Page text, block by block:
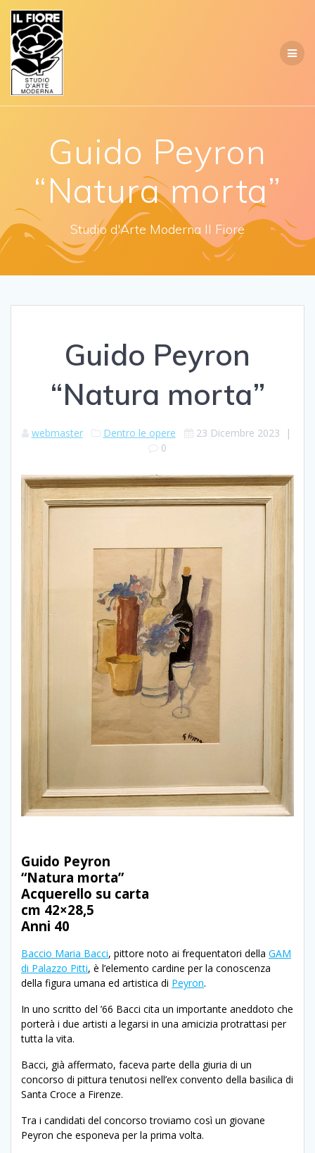
Guido Peyron
“Natura morta”
Studio d'Arte Moderna Il Fiore
Guido Peyron
“Natura morta”
webmaster Dentro le opere 23 Dicembre 2023 |
0
Guido Peyron
“Natura morta”
Acquerello su carta
cm 42×28,5
Anni 40
Baccio Maria Bacci, pittore noto ai frequentatori della GAM
di Palazzo Pitti, è l’elemento cardine per la conoscenza
della figura umana ed artistica di Peyron.
In uno scritto del ’66 Bacci cita un importante aneddoto che
porterà i due artisti a legarsi in una amicizia protrattasi per
tutta la vita.
Bacci, già affermato, faceva parte della giuria di un
concorso di pittura tenutosi nell’ex convento della basilica di
Santa Croce a Firenze.
Tra i candidati del concorso troviamo così un giovane
Peyron che esponeva per la prima volta.